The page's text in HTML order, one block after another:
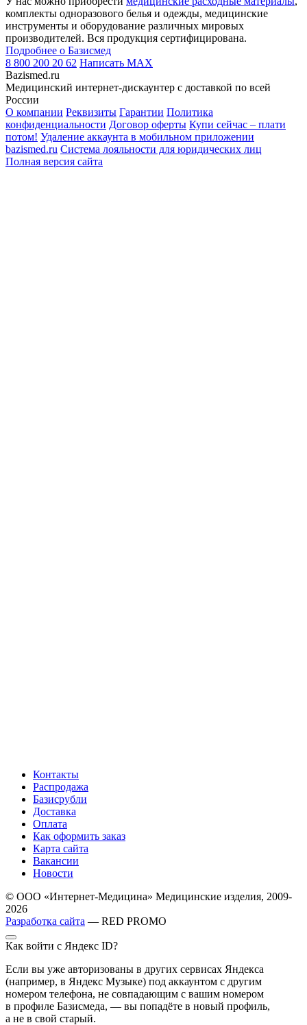
комплекты одноразового белья и одежды, медицинские
инструменты и оборудование различных мировых
производителей. Вся продукция сертифицирована.
Подробнее о Базисмед
8 800 200 20 62 Написать MAX
Bazismed.ru
Медицинский интернет-дискаунтер с доставкой по всей
России
О компании Реквизиты Гарантии Политика
конфиденциальности Договор оферты Купи сейчас – плати
потом! Удаление аккаунта в мобильном приложении
bazismed.ru Система лояльности для юридических лиц
Полная версия сайта
Контакты
Распродажа
Базисрубли
Доставка
Оплата
Как оформить заказ
Карта сайта
Вакансии
Новости
© ООО «Интернет-Медицина» Медицинские изделия, 2009-
2026
Разработка сайта — RED PROMO
Как войти с Яндекс ID?
Если вы уже авторизованы в других сервисах Яндекса
(например, в Яндекс Музыке) под аккаунтом с другим
номером телефона, не совпадающим с вашим номером
в профиле Базисмеда, — вы попадёте в новый профиль,
а не в свой старый.